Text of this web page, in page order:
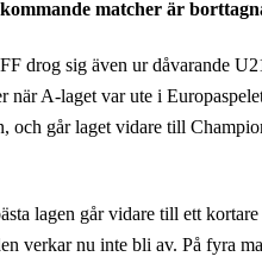
matcher är
drog sig även ur dåvarande
när A-laget var ute i
och går laget vidare till
lagen går vidare till ett
verkar nu inte bli av. På fyra